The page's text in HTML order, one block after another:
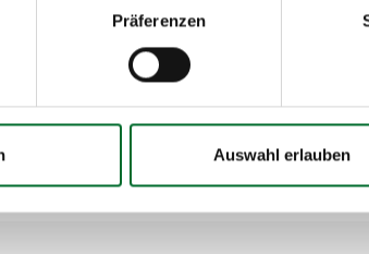
Präferenzen
Auswahl erlauben
über next layer?
– SICHER, SCHNELL, ZUVERLÄSSIG
private Verbindung zu
Anforderungen an Performance,